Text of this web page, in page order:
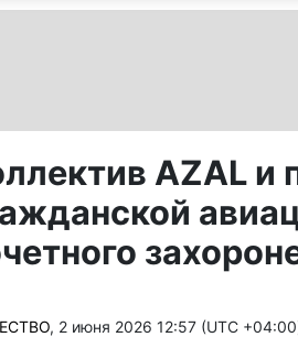
AZAL и
, 2 июня 2026 12:57 (UTC